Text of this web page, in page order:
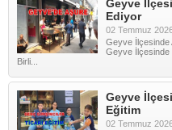
Geyve
Ediyor
02 Temmuz
Geyve İlçesinde
Geyve İlçesinde
Birli...
Geyve
Eğitim
02 Temmuz